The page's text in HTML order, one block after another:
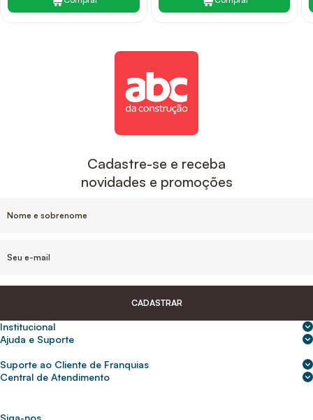
Cadastre-se e receba
novidades e promoções
CADASTRAR
Institucional
Sobre nós
Para empresas
Ajuda e Suporte
Frete e entrega
Suporte ao Cliente de Franquias
2ª Via de Boletos - Crédito ABC
Central de Atendimento
(31) 9 9105-5920
Siga-nos